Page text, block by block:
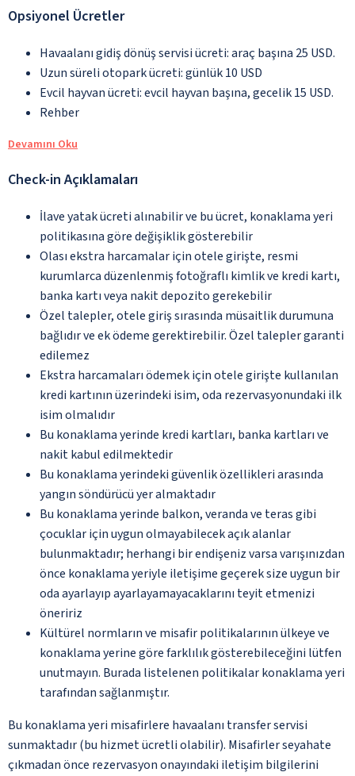
Opsiyonel Ücretler
Havaalanı gidiş dönüş servisi ücreti: araç başına 25 USD.
Uzun süreli otopark ücreti: günlük 10 USD
Evcil hayvan ücreti: evcil hayvan başına, gecelik 15 USD.
Rehber
Devamını Oku
Check-in Açıklamaları
İlave yatak ücreti alınabilir ve bu ücret, konaklama yeri
politikasına göre değişiklik gösterebilir
Olası ekstra harcamalar için otele girişte, resmi
kurumlarca düzenlenmiş fotoğraflı kimlik ve kredi kartı,
banka kartı veya nakit depozito gerekebilir
Özel talepler, otele giriş sırasında müsaitlik durumuna
bağlıdır ve ek ödeme gerektirebilir. Özel talepler garanti
edilemez
Ekstra harcamaları ödemek için otele girişte kullanılan
kredi kartının üzerindeki isim, oda rezervasyonundaki ilk
isim olmalıdır
Bu konaklama yerinde kredi kartları, banka kartları ve
nakit kabul edilmektedir
Bu konaklama yerindeki güvenlik özellikleri arasında
yangın söndürücü yer almaktadır
Bu konaklama yerinde balkon, veranda ve teras gibi
çocuklar için uygun olmayabilecek açık alanlar
bulunmaktadır; herhangi bir endişeniz varsa varışınızdan
önce konaklama yeriyle iletişime geçerek size uygun bir
oda ayarlayıp ayarlayamayacaklarını teyit etmenizi
öneririz
Kültürel normların ve misafir politikalarının ülkeye ve
konaklama yerine göre farklılık gösterebileceğini lütfen
unutmayın. Burada listelenen politikalar konaklama yeri
tarafından sağlanmıştır.
Bu konaklama yeri misafirlere havaalanı transfer servisi
sunmaktadır (bu hizmet ücretli olabilir). Misafirler seyahate
çıkmadan önce rezervasyon onayındaki iletişim bilgilerini